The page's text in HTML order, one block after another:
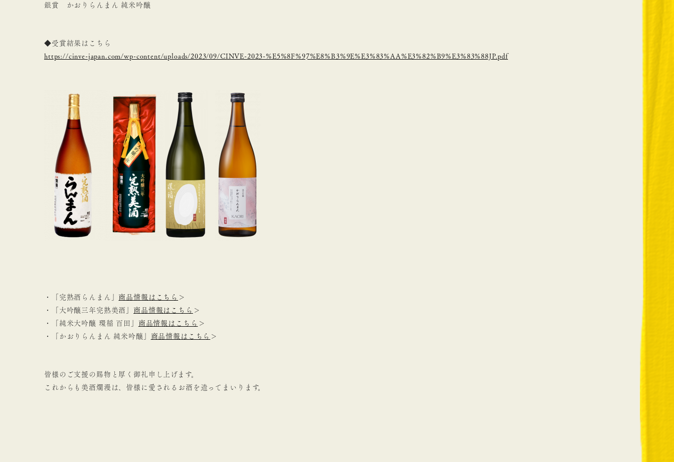
銀賞 かおりらんまん 純米吟醸
◆受賞結果はこちら
https://cinve-japan.com/wp-content/uploads/2023/09/CINVE-2023-%E5%8F%97%E8%B3%9E%E3%83%AA%E3%82%B9%E3%83%88JP.pdf
・ 「完熟酒らんまん」 商品情報はこちら ＞
・
「大吟醸三年完熟美酒」 商品情報はこちら ＞
・
「純米大吟醸 環稲 百田」 商品情報はこちら ＞
・
「かおりらんまん 純米吟醸」 商品情報はこちら ＞
皆様のご支援の賜物と厚く御礼申し上げます。
これからも美酒爛漫は、皆様に愛されるお酒を造ってまいります。